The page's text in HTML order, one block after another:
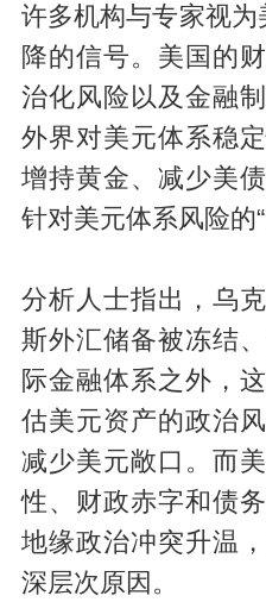
许多机构与专家视为
降的信号。美国的
治化风险以及金融
外界对美元体系稳
增持黄金、减少美
针对美元体系风险的“
分析人士指出，乌
斯外汇储备被冻结
际金融体系之外，
估美元资产的政治
减少美元敞口。而
性、财政赤字和债
地缘政治冲突升温
深层次原因。